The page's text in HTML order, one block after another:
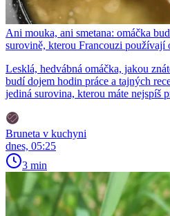
Ani mouka, ani smetana: omáčka
surovině, kterou Francouzi používají
Lesklá, hedvábná omáčka, jakou
budí dojem hodin práce a tajných
jediná surovina, kterou máte nejspíš
Bruneta v kuchyni
dnes, 05:25
3 min